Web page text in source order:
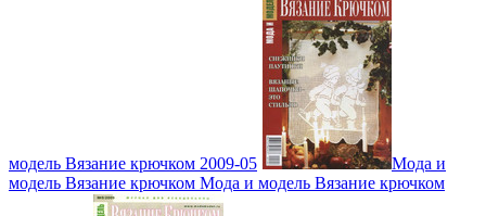
модель Вязание крючком 2009-05
Мода и
модель Вязание крючком Мода и модель Вязание крючком